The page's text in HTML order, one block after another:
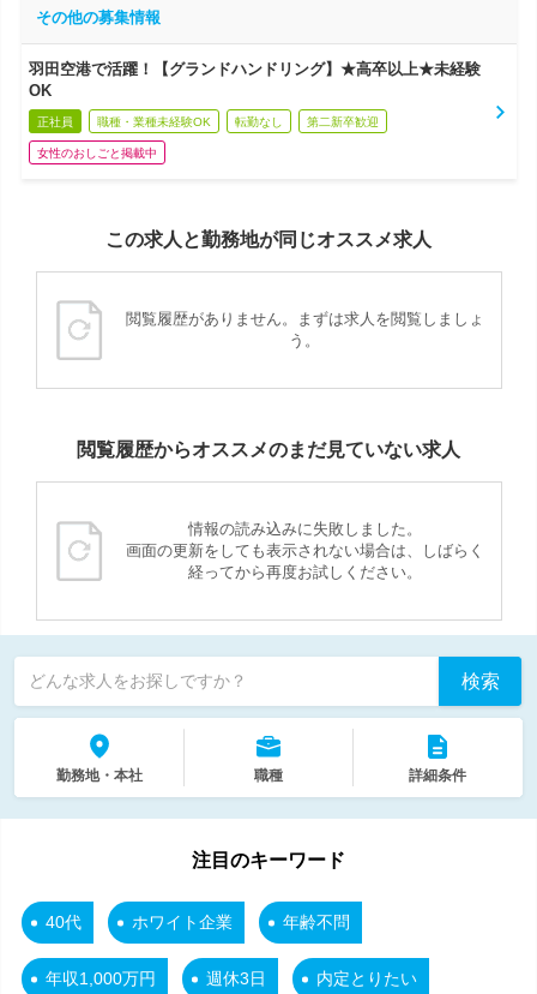
その他の募集情報
羽田空港で活躍！【グランドハンドリング】★高卒以上★未経験
OK
正社員 職種・業種未経験OK 転勤なし 第二新卒歓迎
女性のおしごと掲載中
この求人と勤務地が同じオススメ求人
閲覧履歴がありません。まずは求人を閲覧しましょ
う。
閲覧履歴からオススメのまだ見ていない求人
情報の読み込みに失敗しました。
画面の更新をしても表示されない場合は、しばらく
経ってから再度お試しください。
どんな求人をお探しですか？ 検索
勤務地・本社 職種 詳細条件
注目のキーワード
40代 ホワイト企業 年齢不問
年収1,000万円 週休3日 内定とりたい